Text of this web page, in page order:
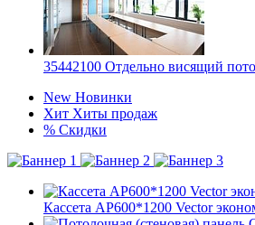
35442100 Отдельно висящий
New Новинки
Хит Хиты продаж
% Скидки
Кассета AP600*1200 Vector